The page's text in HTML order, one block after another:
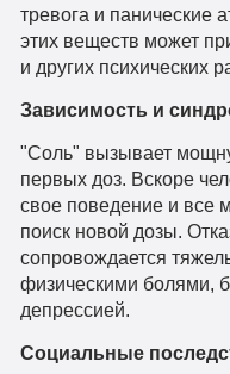
тревога и панические
этих веществ может
и других психических
Зависимость и
"Соль" вызывает
первых доз. Вскоре
свое поведение и все
поиск новой дозы.
сопровождается
физическими болями,
депрессией.
Социальные